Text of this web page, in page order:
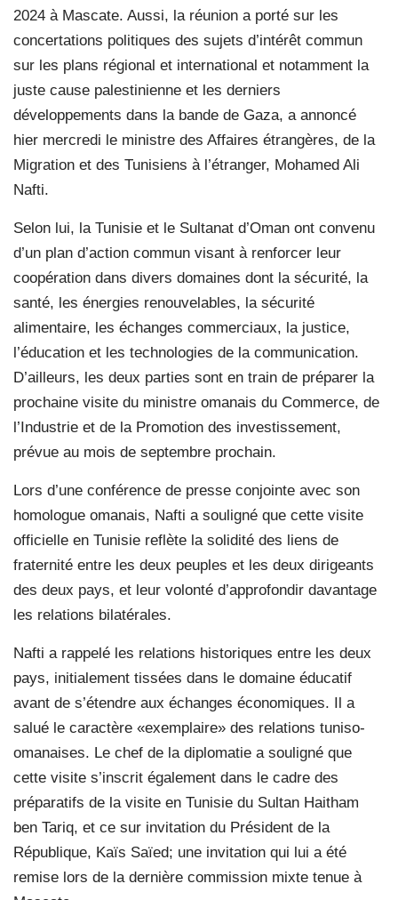
2024 à Mascate. Aussi, la réunion a porté sur les
concertations politiques des sujets d’intérêt commun
sur les plans régional et international et notamment la
juste cause palestinienne et les derniers
développements dans la bande de Gaza, a annoncé
hier mercredi le ministre des Affaires étrangères, de la
Migration et des Tunisiens à l’étranger, Mohamed Ali
Nafti.
Selon lui, la Tunisie et le Sultanat d’Oman ont convenu
d’un plan d’action commun visant à renforcer leur
coopération dans divers domaines dont la sécurité, la
santé, les énergies renouvelables, la sécurité
alimentaire, les échanges commerciaux, la justice,
l’éducation et les technologies de la communication.
D’ailleurs, les deux parties sont en train de préparer la
prochaine visite du ministre omanais du Commerce, de
l’Industrie et de la Promotion des investissement,
prévue au mois de septembre prochain.
Lors d’une conférence de presse conjointe avec son
homologue omanais, Nafti a souligné que cette visite
officielle en Tunisie reflète la solidité des liens de
fraternité entre les deux peuples et les deux dirigeants
des deux pays, et leur volonté d’approfondir davantage
les relations bilatérales.
Nafti a rappelé les relations historiques entre les deux
pays, initialement tissées dans le domaine éducatif
avant de s’étendre aux échanges économiques. Il a
salué le caractère «exemplaire» des relations tuniso-
omanaises. Le chef de la diplomatie a souligné que
cette visite s’inscrit également dans le cadre des
préparatifs de la visite en Tunisie du Sultan Haitham
ben Tariq, et ce sur invitation du Président de la
République, Kaïs Saïed; une invitation qui lui a été
remise lors de la dernière commission mixte tenue à